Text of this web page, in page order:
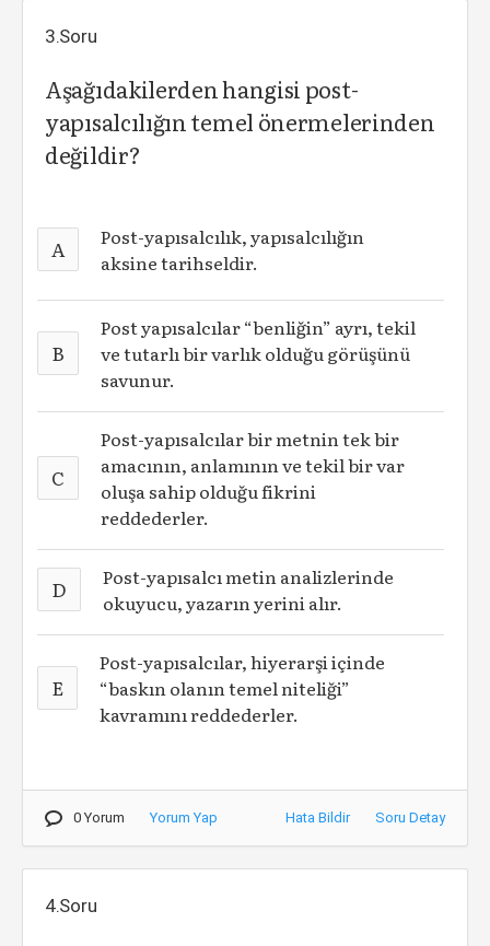
3.Soru
Aşağıdakilerden hangisi post-
yapısalcılığın temel önermelerinden
değildir?
A
Post-yapısalcılık, yapısalcılığın
aksine tarihseldir.
B
Post yapısalcılar “benliğin” ayrı, tekil
ve tutarlı bir varlık olduğu görüşünü
savunur.
C
Post-yapısalcılar bir metnin tek bir
amacının, anlamının ve tekil bir var
oluşa sahip olduğu fikrini
reddederler.
D
Post-yapısalcı metin analizlerinde
okuyucu, yazarın yerini alır.
E
Post-yapısalcılar, hiyerarşi içinde
“baskın olanın temel niteliği”
kavramını reddederler.
0 Yorum Yorum Yap Hata Bildir Soru Detay
4.Soru